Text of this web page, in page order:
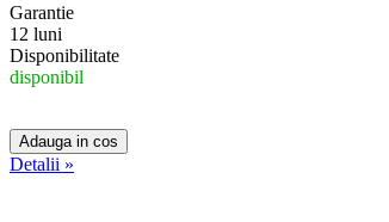
Garantie
12 luni
Disponibilitate
disponibil
Detalii »